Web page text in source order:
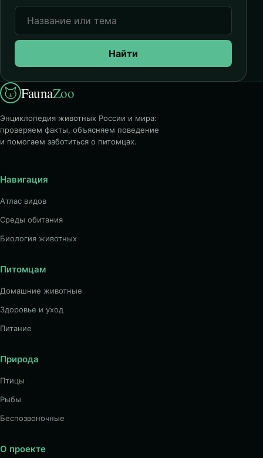
Найти
FaunaZoo
Энциклопедия животных России и мира:
проверяем факты, объясняем поведение
и помогаем заботиться о питомцах.
Навигация
Атлас видов
Среды обитания
Биология животных
Питомцам
Домашние животные
Здоровье и уход
Питание
Природа
Птицы
Рыбы
Беспозвоночные
О проекте